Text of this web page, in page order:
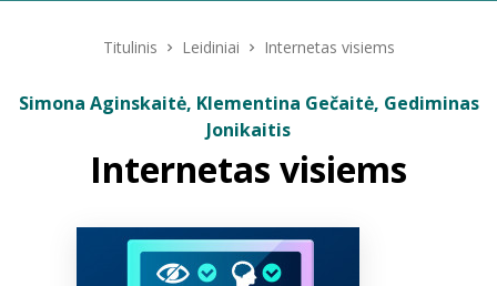
Leidiniai
ELVIS atvyksta
Titulinis Leidiniai Internetas visiems
Simona Aginskaitė, Klementina Gečaitė, Gediminas
Jonikaitis
Internetas visiems